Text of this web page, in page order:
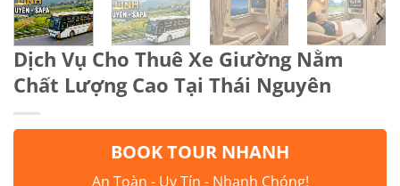
Dịch Vụ Cho Thuê Xe Giường Nằm
Chất Lượng Cao Tại Thái Nguyên
BOOK TOUR NHANH
An Toàn - Uy Tín - Nhanh Chóng!